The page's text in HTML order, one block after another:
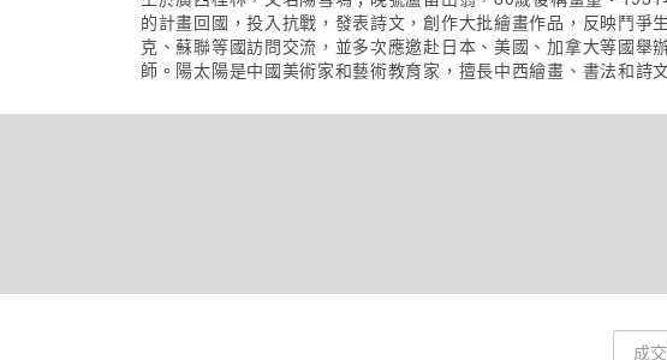
的計畫回國，投入抗戰，發表詩文，創作大批繪畫作品，反映鬥
克、蘇聯等國訪問交流，並多次應邀赴日本、美國、加拿大等國
師。陽太陽是中國美術家和藝術教育家，擅長中西繪畫、書法和